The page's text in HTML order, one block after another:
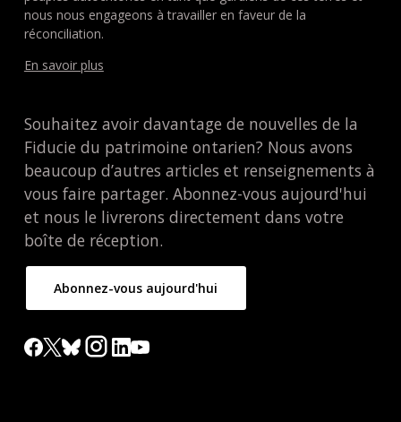
nous nous engageons à travailler en faveur de la
réconciliation.
En savoir plus
Souhaitez avoir davantage de nouvelles de la
Fiducie du patrimoine ontarien? Nous avons
beaucoup d’autres articles et renseignements à
vous faire partager. Abonnez-vous aujourd'hui
et nous le livrerons directement dans votre
boîte de réception.
Abonnez-vous aujourd'hui